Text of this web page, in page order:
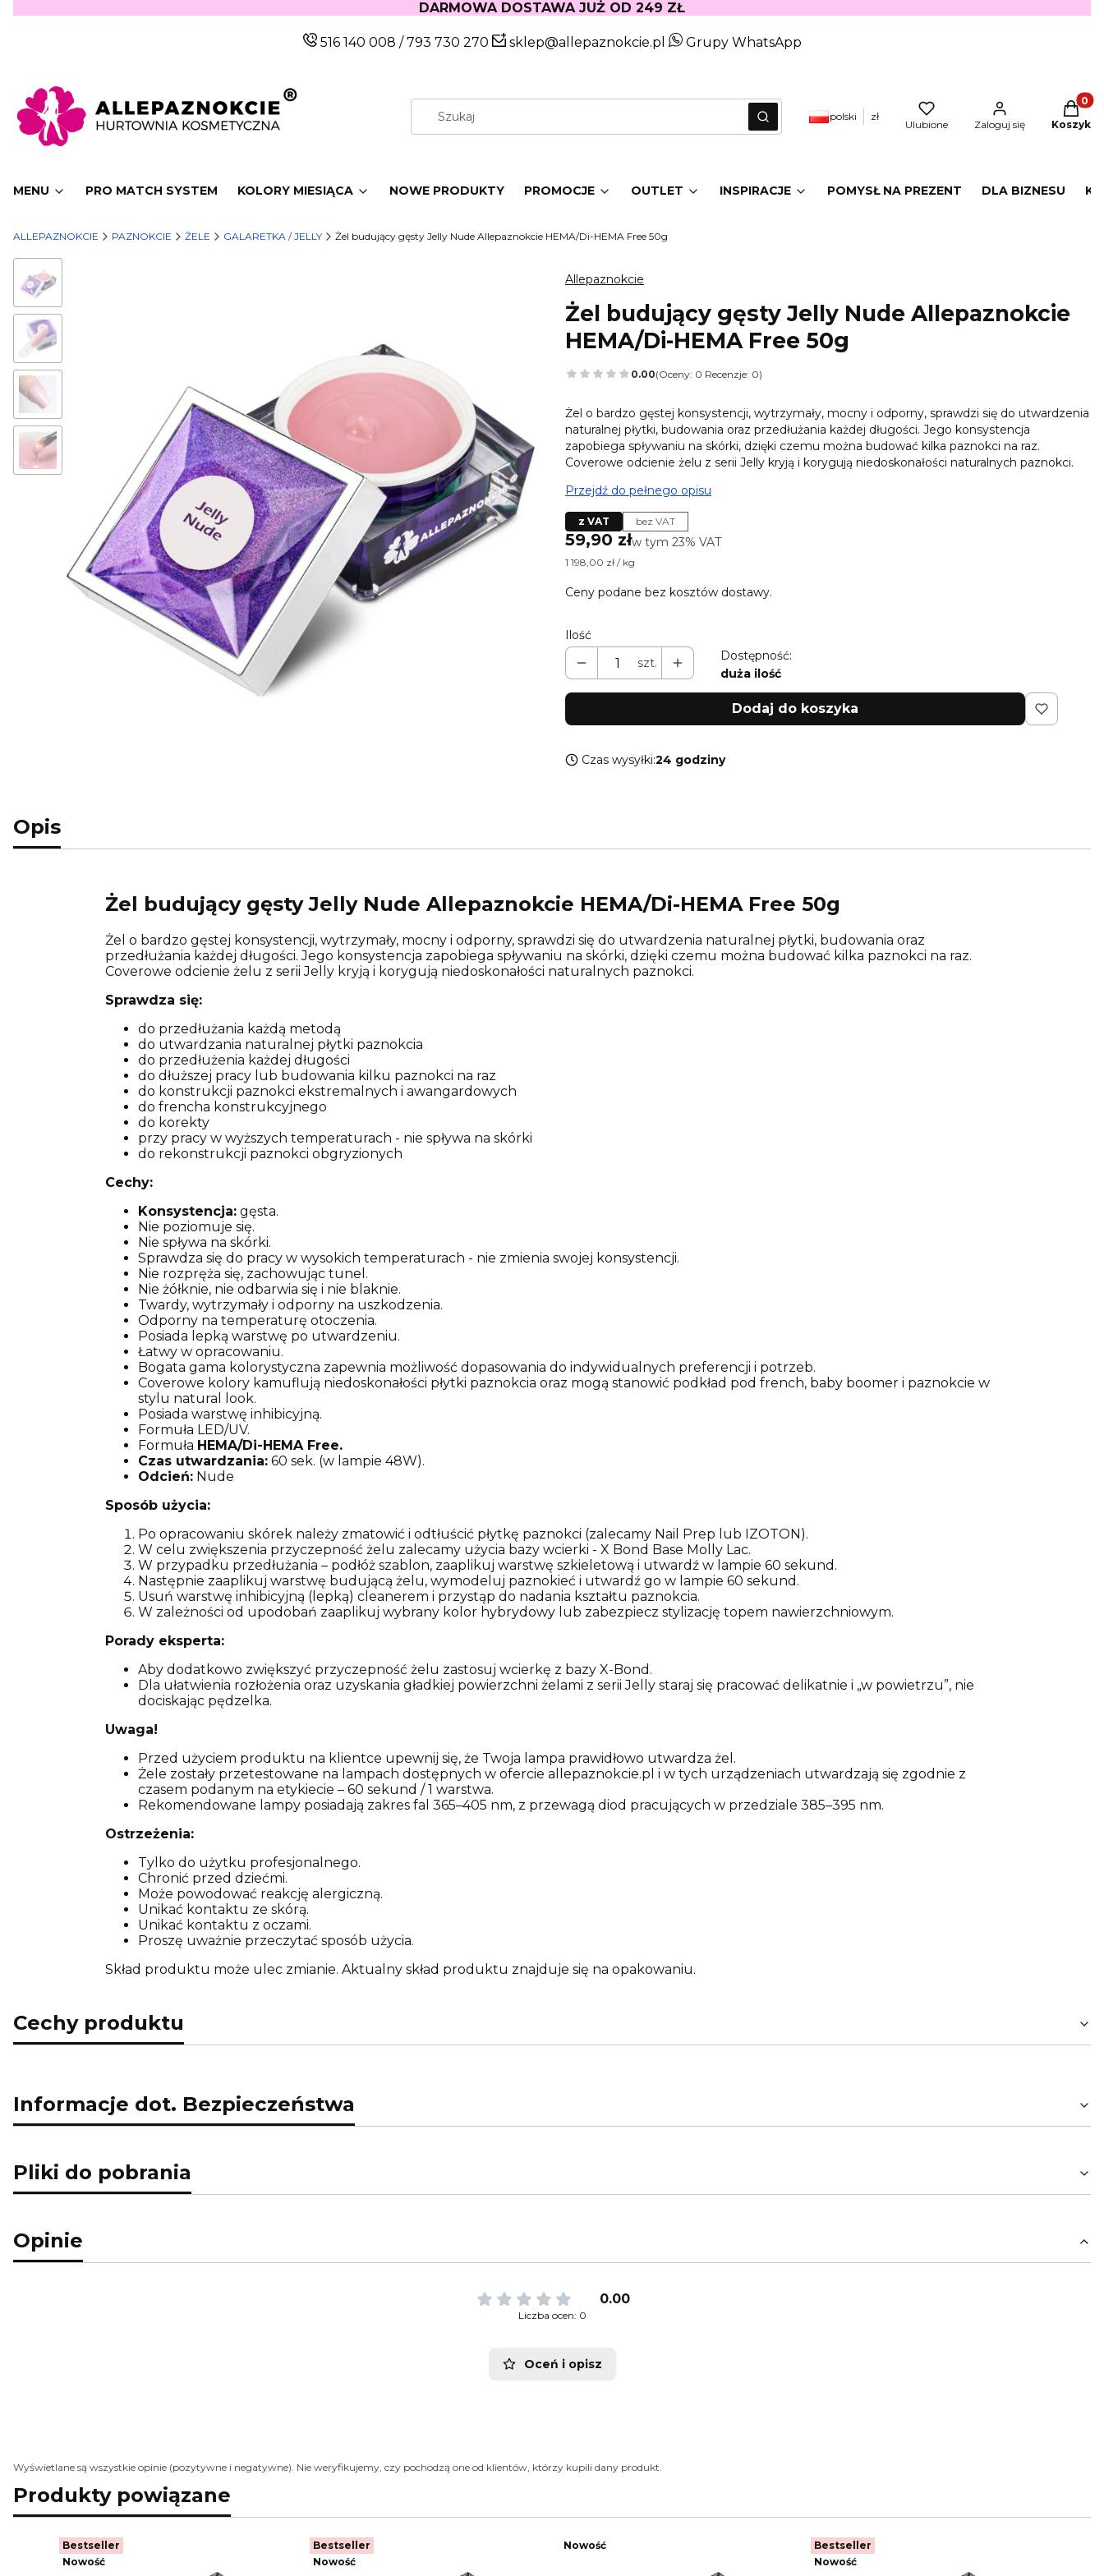
DARMOWA DOSTAWA JUŻ OD 249 ZŁ
516 140 008 /793 730 270 sklep@allepaznokcie.pl Grupy WhatsApp
WyczyśćSzukaj polski zł
Ulubione Zaloguj się Koszyk
MENU PRO MATCH SYSTEM KOLORY MIESIĄCA NOWE PRODUKTY PROMOCJE OUTLET INSPIRACJE POMYSŁ NA PREZENT DLA BIZNESU
ALLEPAZNOKCIE PAZNOKCIE ŻELE GALARETKA / JELLY Żel budujący gęsty Jelly Nude Allepaznokcie HEMA/Di-HEMA Free 50g
Allepaznokcie
Żel budujący gęsty Jelly Nude Allepaznokcie
HEMA/Di-HEMA Free 50g
0.00(Oceny: 0 Recenzje: 0)
Przejdź do sekcji Opinie
Żel o bardzo gęstej konsystencji, wytrzymały, mocny i odporny, sprawdzi się do utwardzenia
naturalnej płytki, budowania oraz przedłużania każdej długości. Jego konsystencja
zapobiega spływaniu na skórki, dzięki czemu można budować kilka paznokci na raz.
Coverowe odcienie żelu z serii Jelly kryją i korygują niedoskonałości naturalnych paznokci.
Przejdź do pełnego opisu
z VAT bez VAT
Cena
59,90 złw tym 23% VAT
w tym 23% VAT
1 198,00 zł / kg
Ceny podane bez kosztów dostawy.
Ilość
szt.
Dostępność:
duża ilość
Dodaj do koszyka
Czas wysyłki:24 godziny
Opis
Żel budujący gęsty Jelly Nude Allepaznokcie HEMA/Di-HEMA Free 50g
Żel o bardzo gęstej konsystencji, wytrzymały, mocny i odporny, sprawdzi się do utwardzenia naturalnej płytki, budowania oraz
przedłużania każdej długości. Jego konsystencja zapobiega spływaniu na skórki, dzięki czemu można budować kilka paznokci na raz.
Coverowe odcienie żelu z serii Jelly kryją i korygują niedoskonałości naturalnych paznokci.
Sprawdza się:
do przedłużania każdą metodą
do utwardzania naturalnej płytki paznokcia
do przedłużenia każdej długości
do dłuższej pracy lub budowania kilku paznokci na raz
do konstrukcji paznokci ekstremalnych i awangardowych
do frencha konstrukcyjnego
do korekty
przy pracy w wyższych temperaturach - nie spływa na skórki
do rekonstrukcji paznokci obgryzionych
Cechy:
Konsystencja: gęsta.
Nie poziomuje się.
Nie spływa na skórki.
Sprawdza się do pracy w wysokich temperaturach - nie zmienia swojej konsystencji.
Nie rozpręża się, zachowując tunel.
Nie żółknie, nie odbarwia się i nie blaknie.
Twardy, wytrzymały i odporny na uszkodzenia.
Odporny na temperaturę otoczenia.
Posiada lepką warstwę po utwardzeniu.
Łatwy w opracowaniu.
Bogata gama kolorystyczna zapewnia możliwość dopasowania do indywidualnych preferencji i potrzeb.
Coverowe kolory kamuflują niedoskonałości płytki paznokcia oraz mogą stanowić podkład pod french, baby boomer i paznokcie w
stylu natural look.
Posiada warstwę inhibicyjną.
Formuła LED/UV.
Formuła HEMA/Di-HEMA Free.
Czas utwardzania: 60 sek. (w lampie 48W).
Odcień: Nude
Sposób użycia:
Po opracowaniu skórek należy zmatowić i odtłuścić płytkę paznokci (zalecamy Nail Prep lub IZOTON).
W celu zwiększenia przyczepność żelu zalecamy użycia bazy wcierki - X Bond Base Molly Lac.
W przypadku przedłużania – podłóż szablon, zaaplikuj warstwę szkieletową i utwardź w lampie 60 sekund.
Następnie zaaplikuj warstwę budującą żelu, wymodeluj paznokieć i utwardź go w lampie 60 sekund.
Usuń warstwę inhibicyjną (lepką) cleanerem i przystąp do nadania kształtu paznokcia.
W zależności od upodobań zaaplikuj wybrany kolor hybrydowy lub zabezpiecz stylizację topem nawierzchniowym.
Porady eksperta:
Aby dodatkowo zwiększyć przyczepność żelu zastosuj wcierkę z bazy X-Bond.
Dla ułatwienia rozłożenia oraz uzyskania gładkiej powierzchni żelami z serii Jelly staraj się pracować delikatnie i „w powietrzu”, nie
dociskając pędzelka.
Uwaga!
Przed użyciem produktu na klientce upewnij się, że Twoja lampa prawidłowo utwardza żel.
Żele zostały przetestowane na lampach dostępnych w ofercie allepaznokcie.pl i w tych urządzeniach utwardzają się zgodnie z
czasem podanym na etykiecie – 60 sekund / 1 warstwa.
Rekomendowane lampy posiadają zakres fal 365–405 nm, z przewagą diod pracujących w przedziale 385–395 nm.
Ostrzeżenia:
Tylko do użytku profesjonalnego.
Chronić przed dziećmi.
Może powodować reakcję alergiczną.
Unikać kontaktu ze skórą.
Unikać kontaktu z oczami.
Proszę uważnie przeczytać sposób użycia.
Skład produktu może ulec zmianie. Aktualny skład produktu znajduje się na opakowaniu.
Cechy produktu
Informacje dot. Bezpieczeństwa
Pliki do pobrania
Opinie
0.00
Liczba ocen: 0
Oceń i opisz
Wyświetlane są wszystkie opinie (pozytywne i negatywne). Nie weryfikujemy, czy pochodzą one od klientów, którzy kupili dany produkt.
Produkty powiązane
Bestseller
Nowość
Bestseller
Nowość
Nowość
Bestseller
Nowość